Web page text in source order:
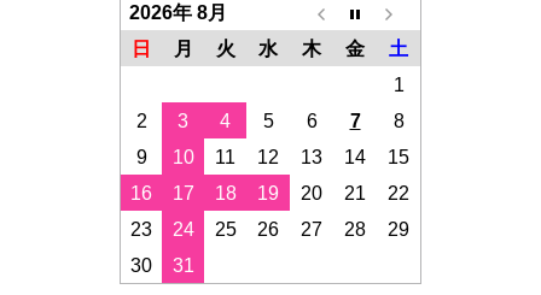
2026年 8月
日
月 火 水 木 金
土
1
2
3 4 5 6 7
8
9
10 11 12 13 14
15
16
17 18 19 20 21
22
23
24 25 26 27 28
29
30
31